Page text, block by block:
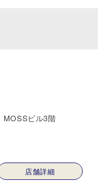
ビル3階
店舗詳細